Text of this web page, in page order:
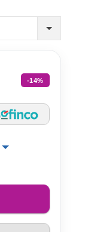
-14%